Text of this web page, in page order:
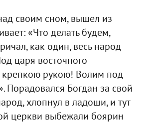
своим сном, вышел из
«Что делать будем,
как один, весь народ
царя восточного
крепкою рукою! Волим под
Порадовался Богдан за свой
хлопнул в ладоши, и тут
церкви выбежали боярин